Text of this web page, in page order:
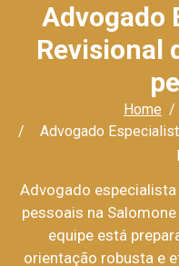
Advogado
Revisional
Home
Advogado
Advogado
pessoais na
equipe está
orientação robusta e